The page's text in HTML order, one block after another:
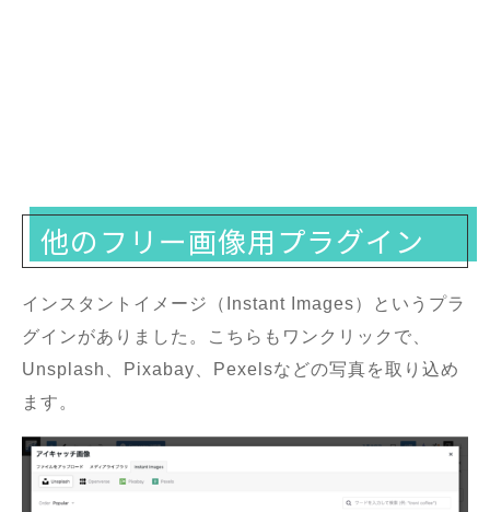
他のフリー画像用プラグイン
インスタントイメージ（Instant Images）というプラ
グインがありました。こちらもワンクリックで、
Unsplash、Pixabay、Pexelsなどの写真を取り込め
ます。